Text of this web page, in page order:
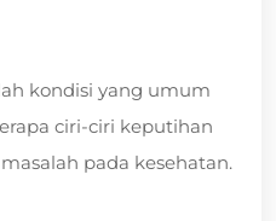
kondisi yang umum
ciri-ciri keputihan
pada kesehatan.